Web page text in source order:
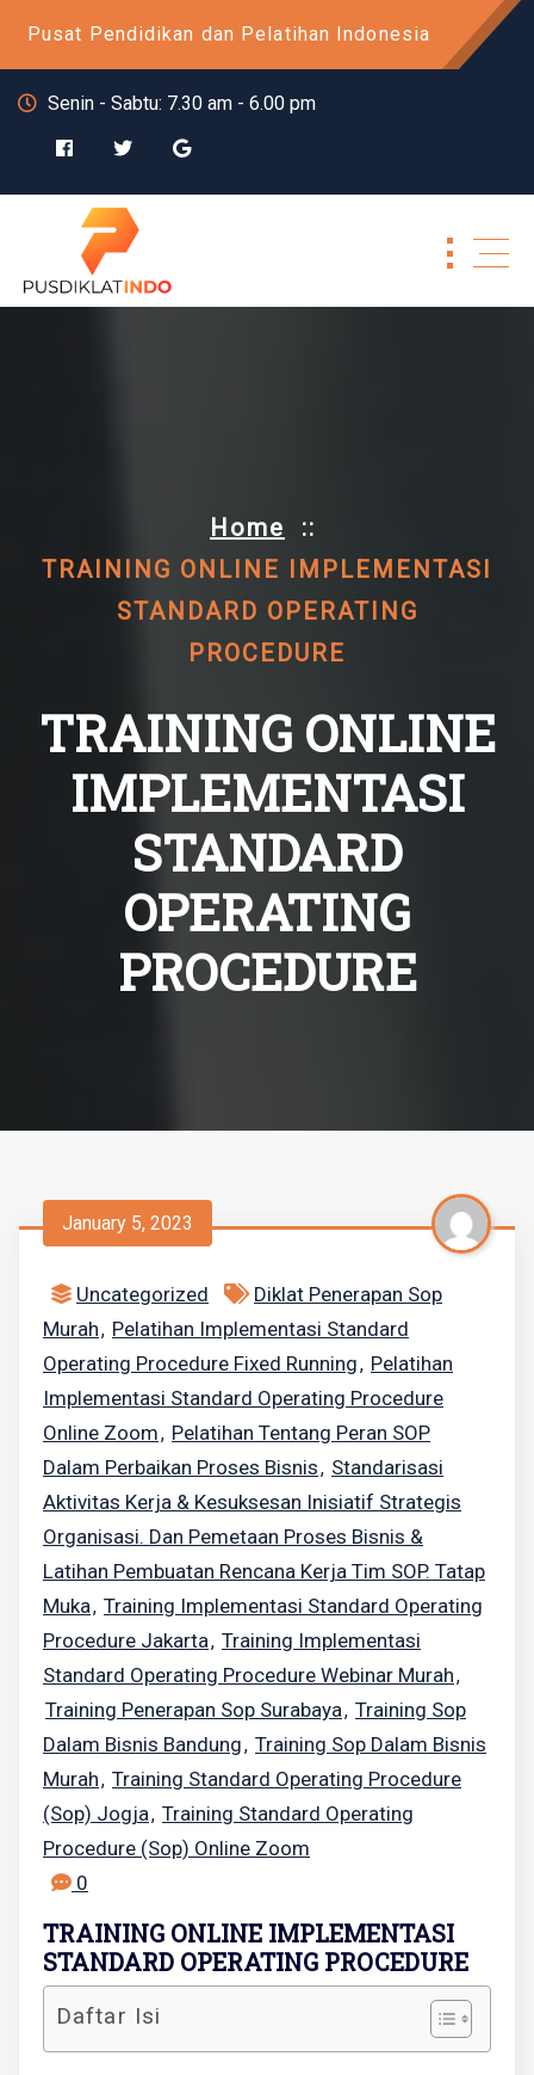
Pusat Pendidikan dan Pelatihan Indonesia
Senin - Sabtu: 7.30 am - 6.00 pm
Home ::
TRAINING ONLINE IMPLEMENTASI
STANDARD OPERATING
PROCEDURE
TRAINING ONLINE
IMPLEMENTASI
STANDARD
OPERATING
PROCEDURE
January 5, 2023
Uncategorized
Diklat Penerapan Sop
Murah, Pelatihan Implementasi Standard
Operating Procedure Fixed Running, Pelatihan
Implementasi Standard Operating Procedure
Online Zoom, Pelatihan Tentang Peran SOP
Dalam Perbaikan Proses Bisnis, Standarisasi
Aktivitas Kerja & Kesuksesan Inisiatif Strategis
Organisasi. Dan Pemetaan Proses Bisnis &
Latihan Pembuatan Rencana Kerja Tim SOP. Tatap
Muka, Training Implementasi Standard Operating
Procedure Jakarta, Training Implementasi
Standard Operating Procedure Webinar Murah,
Training Penerapan Sop Surabaya, Training Sop
Dalam Bisnis Bandung, Training Sop Dalam Bisnis
Murah, Training Standard Operating Procedure
(sop) Jogja, Training Standard Operating
Procedure (sop) Online Zoom
0
TRAINING ONLINE IMPLEMENTASI
STANDARD OPERATING PROCEDURE
Daftar Isi